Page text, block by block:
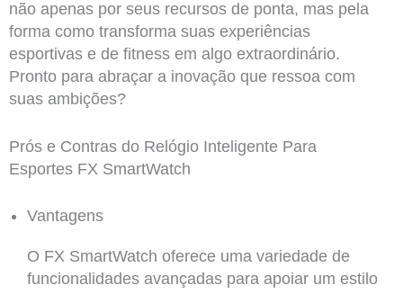
não apenas por seus recursos de ponta, mas pela
forma como transforma suas experiências
esportivas e de fitness em algo extraordinário.
Pronto para abraçar a inovação que ressoa com
suas ambições?
Prós e Contras do Relógio Inteligente Para
Esportes FX SmartWatch
Vantagens
O FX SmartWatch oferece uma variedade de
funcionalidades avançadas para apoiar um estilo